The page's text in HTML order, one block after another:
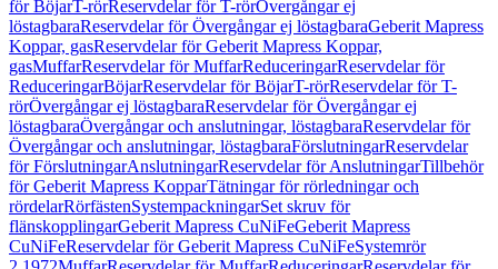
för BöjarT-rörReservdelar för T-rörÖvergångar ej
löstagbaraReservdelar för Övergångar ej löstagbaraGeberit Mapress
Koppar, gasReservdelar för Geberit Mapress Koppar,
gasMuffarReservdelar för MuffarReduceringarReservdelar för
ReduceringarBöjarReservdelar för BöjarT-rörReservdelar för T-
rörÖvergångar ej löstagbaraReservdelar för Övergångar ej
löstagbaraÖvergångar och anslutningar, löstagbaraReservdelar för
Övergångar och anslutningar, löstagbaraFörslutningarReservdelar
för FörslutningarAnslutningarReservdelar för AnslutningarTillbehör
för Geberit Mapress KopparTätningar för rörledningar och
rördelarRörfästenSystempackningarSet skruv för
flänskopplingarGeberit Mapress CuNiFeGeberit Mapress
CuNiFeReservdelar för Geberit Mapress CuNiFeSystemrör